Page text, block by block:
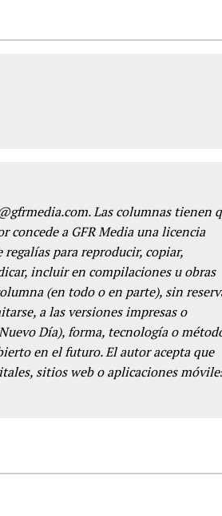
Las columnas tienen
concede a GFR Media una licencia
para reproducir, copiar,
incluir en compilaciones u obras
(en todo o en parte), sin
a las versiones impresas o
Día), forma, tecnología o
en el futuro. El autor acepta que
sitios web o aplicaciones